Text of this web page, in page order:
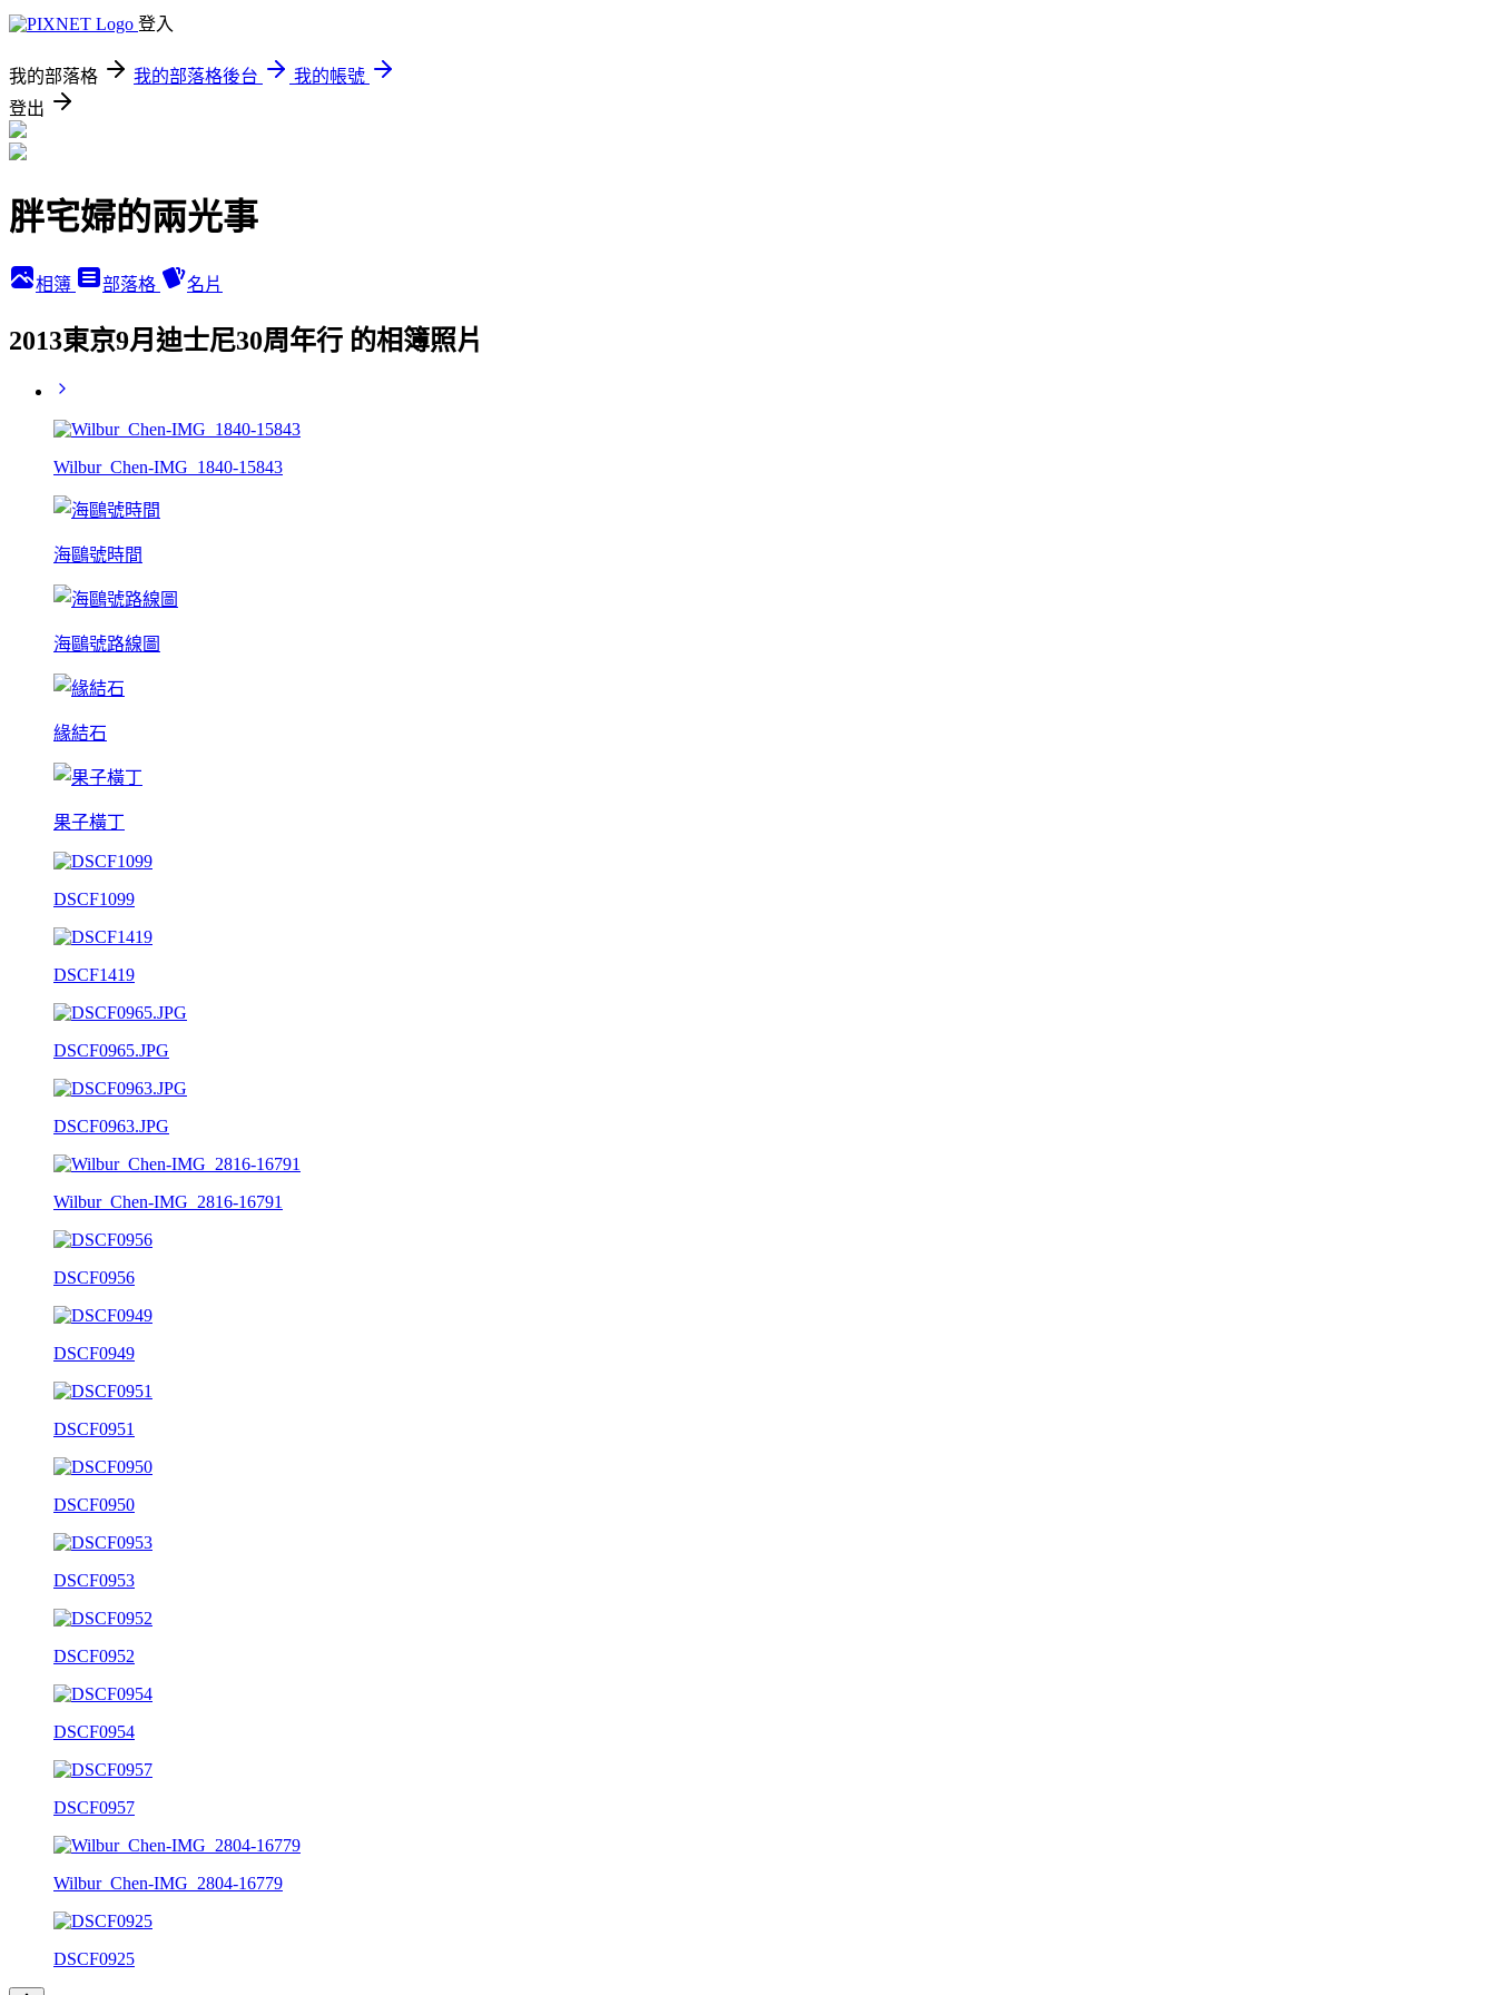
登入
我的部落格 我的部落格後台
我的帳號
登出
胖宅婦的兩光事
相簿 部落格 名片
2013東京9月迪士尼30周年行 的相簿照片
Wilbur_Chen-IMG_1840-15843
海鷗號時間
海鷗號路線圖
緣結石
果子橫丁
DSCF1099
DSCF1419
DSCF0965.JPG
DSCF0963.JPG
Wilbur_Chen-IMG_2816-16791
DSCF0956
DSCF0949
DSCF0951
DSCF0950
DSCF0953
DSCF0952
DSCF0954
DSCF0957
Wilbur_Chen-IMG_2804-16779
DSCF0925